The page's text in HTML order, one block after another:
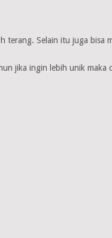
terang. Selain itu juga bisa
jika ingin lebih unik maka